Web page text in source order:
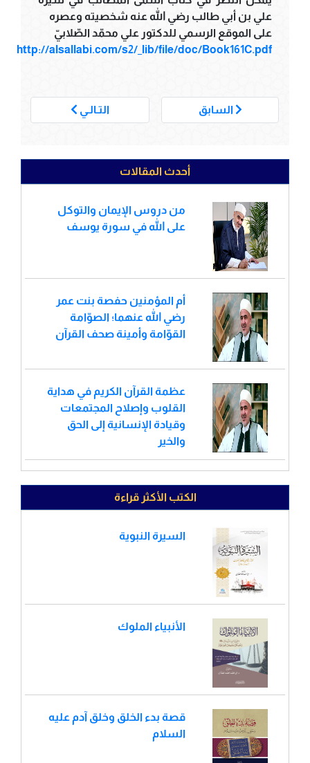
علي بن أبي طالب رضي الله عنه شخصيته وعصره
على الموقع الرسمي للدكتور علي محمّد الصّلابيّ
http://alsallabi.com/s2/_lib/file/doc/Book161C.pdf
السابق التـالـي
أحدث المقالات
من دروس الإيمان والتوكل
على الله في سورة يوسف
أم المؤمنين حفصة بنت عمر
رضي الله عنهما؛ الصوّامة
القوّامة وأمينة صحف القرآن
عظمة القرآن الكريم في هداية
القلوب وإصلاح المجتمعات
وقيادة الإنسانية إلى الحق
والخير
الكتب الأكثر قراءة
السيرة النبوية
الأنبياء الملوك
قصة بدء الخلق وخلق آدم عليه
السلام